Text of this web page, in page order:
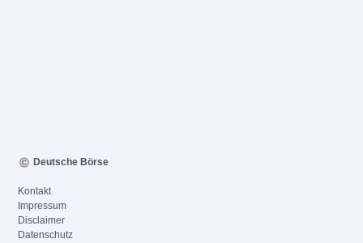
Deutsche Börse
Kontakt
Impressum
Disclaimer
Datenschutz